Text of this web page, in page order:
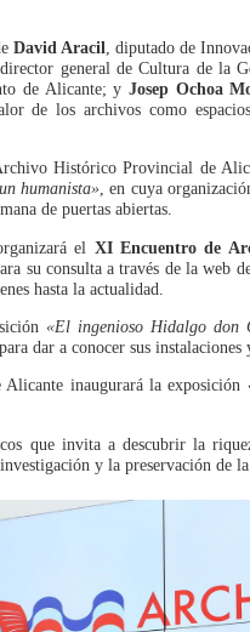
David Aracil , diputado de
, director general de Cultura de la
de Alicante; y Josep Ochoa
de los archivos como
Histórico Provincial de
humanista», en cuya
de puertas abiertas.
el XI Encuentro de
su consulta a través de la web
hasta la actualidad.
«El ingenioso Hidalgo don
dar a conocer sus instalaciones
inaugurará la exposición
que invita a descubrir la
y la preservación de